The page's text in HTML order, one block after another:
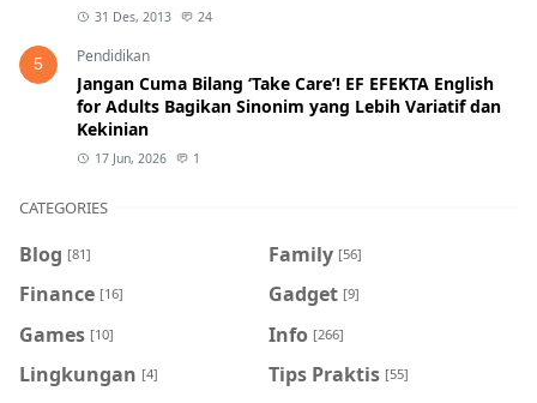
31 Des, 2013 24
5 Pendidikan
Jangan Cuma Bilang ‘Take Care’! EF EFEKTA English
for Adults Bagikan Sinonim yang Lebih Variatif dan
Kekinian
17 Jun, 2026 1
CATEGORIES
Blog [81] Family [56]
Finance [16] Gadget [9]
Games [10] Info [266]
Lingkungan [4] Tips Praktis [55]